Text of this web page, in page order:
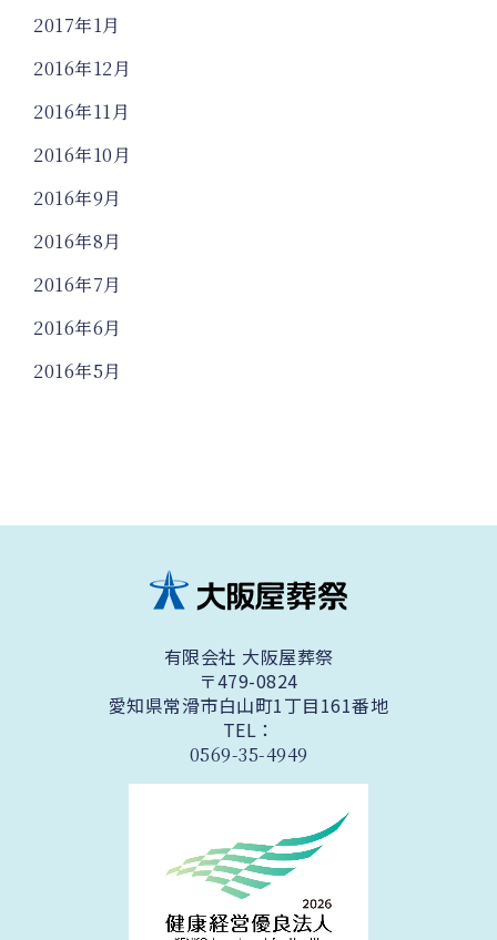
2017年1月
2016年12月
2016年11月
2016年10月
2016年9月
2016年8月
2016年7月
2016年6月
2016年5月
有限会社 大阪屋葬祭
〒479-0824
愛知県常滑市白山町1丁目161番地
TEL：
0569-35-4949